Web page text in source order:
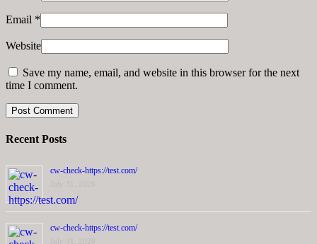
Email *
Website
Save my name, email, and website in this browser for the next
time I comment.
Recent Posts
cw-check-https://test.com/
cw-check-https://test.com/